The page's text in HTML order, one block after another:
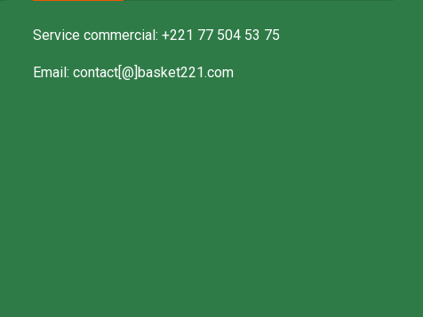
Service commercial: +221 77 504 53 75
Email: contact[@]basket221.com